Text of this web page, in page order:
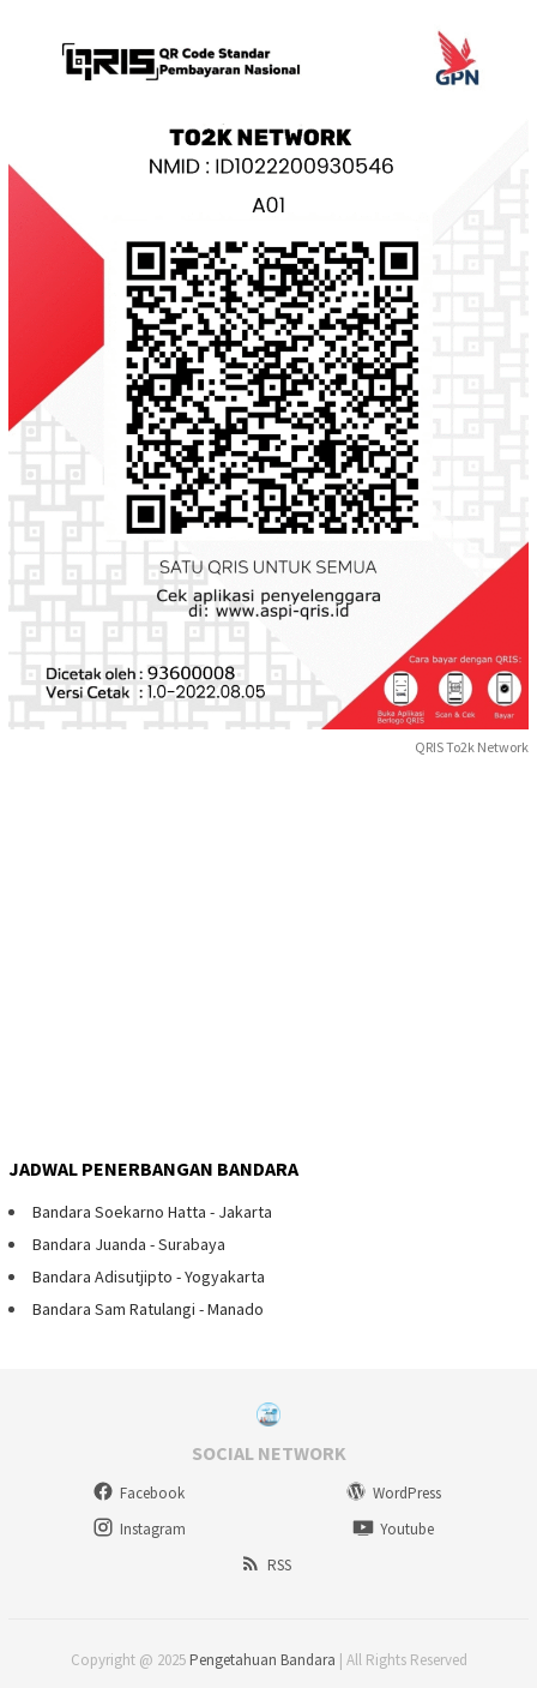
QRIS To2k Network
JADWAL PENERBANGAN BANDARA
Bandara Soekarno Hatta - Jakarta
Bandara Juanda - Surabaya
Bandara Adisutjipto - Yogyakarta
Bandara Sam Ratulangi - Manado
SOCIAL NETWORK
Facebook
WordPress
Instagram
Youtube
RSS
Copyright @ 2025 Pengetahuan Bandara | All Rights Reserved